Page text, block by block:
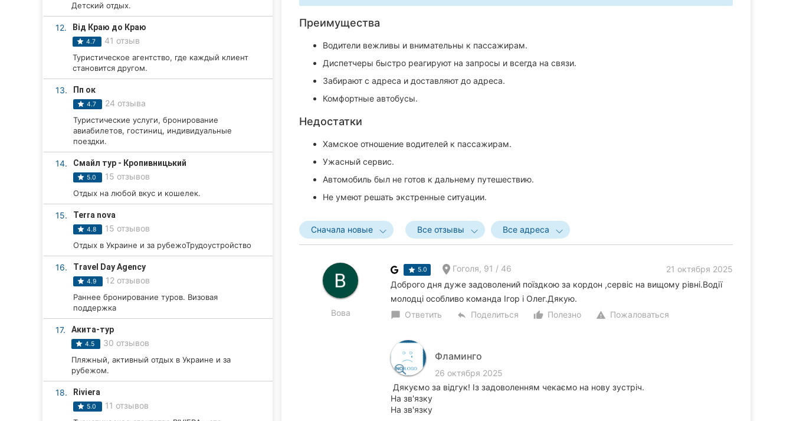
Ивано-Франковск
Карпаты
Детский отдых.
12. Від Краю до Краю
4.7 41 отзыв
Туристическое агентство, где каждый клиент
становится другом.
13. Пп ок
4.7 24 отзыва
Туристические услуги, бронирование
авиабилетов, гостиниц, индивидуальные
поездки.
14. Смайл тур - Кропивницький
5.0 15 отзывов
Отдых на любой вкус и кошелек.
15. Terra nova
4.8 15 отзывов
Отдых в Украине и за рубежоТрудоустройство
16. Travel Day Agency
4.9 12 отзывов
Раннее бронирование туров. Визовая
поддержка
17. Акита-тур
4.5 30 отзывов
Пляжный, активный отдых в Украине и за
рубежом.
18. Riviera
5.0 11 отзывов
Преимущества
Водители вежливы и внимательны к пассажирам.
Диспетчеры быстро реагируют на запросы и всегда на связи.
Забирают с адреса и доставляют до адреса.
Комфортные автобусы.
Недостатки
Хамское отношение водителей к пассажирам.
Ужасный сервис.
Автомобиль был не готов к дальнему путешествию.
Не умеют решать экстренные ситуации.
Сначала новые Все отзывы Все адреса
Вова
5.0 Гоголя, 91 / 46
21 октября 2025
Доброго дня дуже задоволений поїздкою за кордон ,сервіс на вищому рівні.Водії
молодці особливо команда Ігор і Олег.Дякую.
chat_bubble Ответить reply Поделиться thumb_up_alt
Полезно warning Пожаловаться
Фламинго
26 октября 2025
Дякуємо за відгук! Із задоволенням чекаємо на нову зустріч.
На зв'язку
На зв'язку